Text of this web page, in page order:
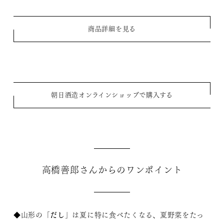
商品詳細を見る
朝日酒造オンラインショップで購入する
高橋善郎さんからのワンポイント
◆山形の「だし 」は夏に特に食べたくなる、夏野菜をたっ